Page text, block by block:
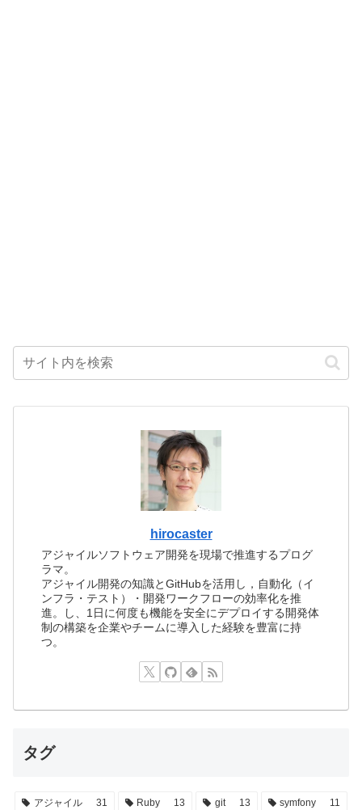
hirocaster
アジャイルソフトウェア開発を現場で推進するプログ
ラマ。
アジャイル開発の知識とGitHubを活用し，自動化（イ
ンフラ・テスト）・開発ワークフローの効率化を推
進。し、1日に何度も機能を安全にデプロイする開発体
制の構築を企業やチームに導入した経験を豊富に持
つ。
タグ
アジャイル 31 Ruby 13 git 13 symfony 11